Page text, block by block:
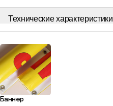
Технические характеристики
Баннер